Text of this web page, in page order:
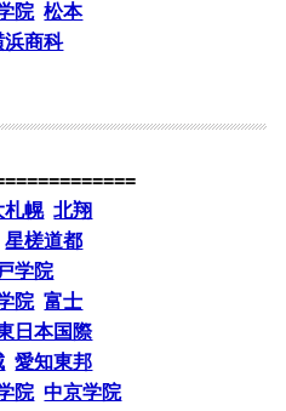
院 松本
浜商科
札幌 北翔
星槎道都
学院
院 富士
日本国際
愛知東邦
院 中京学院